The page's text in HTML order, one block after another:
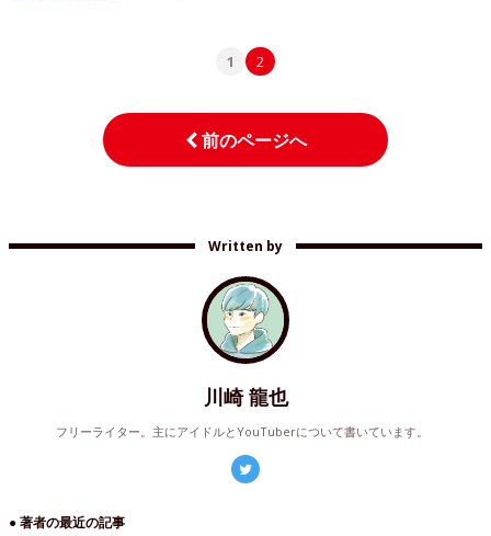
1 2
前のページへ
Written by
川崎 龍也
フリーライター。主にアイドルとYouTuberについて書いています。
● 著者の最近の記事